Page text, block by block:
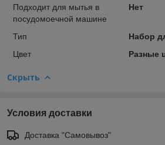
Подходит для мытья в
посудомоечной машине
Нет
Тип
Набор
Цвет
Разные
Скрыть
Условия доставки
Доставка "Самовывоз"